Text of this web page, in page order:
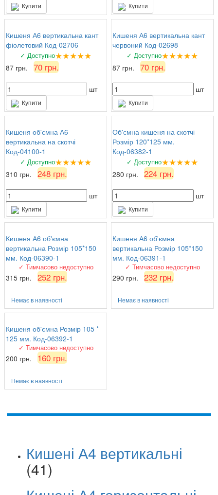
Купити Купити
Кишеня А6 вертикальна кант
фіолетовий Код-02706
✓ Доступно★★★★★
87 грн. 70 грн.
шт
Купити
Кишеня А6 вертикальна кант
червоний Код-02698
✓ Доступно★★★★★
87 грн. 70 грн.
шт
Купити
Кишеня об'ємна А6
вертикальна на скотчі
Код-04100-1
✓ Доступно★★★★★
310 грн. 248 грн.
шт
Купити
Об'ємна кишеня на скотчі
Розмір 120*125 мм.
Код-06382-1
✓ Доступно★★★★★
280 грн. 224 грн.
шт
Купити
Кишеня А6 об'ємна
вертикальна Розмір 105*150
мм. Код-06390-1
✓ Тимчасово недоступно
315 грн. 252 грн.
Немає в наявності
Кишеня А6 об'ємна
вертикальна Розмір 105*150
мм. Код-06391-1
✓ Тимчасово недоступно
290 грн. 232 грн.
Немає в наявності
Кишеня об'ємна Розмір 105 *
125 мм. Код-06392-1
✓ Тимчасово недоступно
200 грн. 160 грн.
Немає в наявності
Кишені А4 вертикальні
(41)